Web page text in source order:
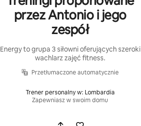
przez Antonio i jego
zespół
Energy to grupa 3 siłowni oferujących szeroki
wachlarz zajęć fitness.
Przetłumaczone automatycznie
Trener personalny w: Lombardia
Zapewniasz w swoim domu